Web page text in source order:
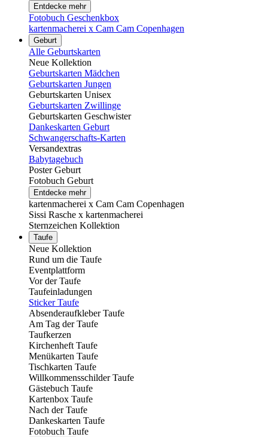
Entdecke mehr
Fotobuch Geschenkbox
kartenmacherei x Cam Cam Copenhagen
Geburt
Alle Geburtskarten
Neue Kollektion
Geburtskarten Mädchen
Geburtskarten Jungen
Geburtskarten Unisex
Geburtskarten Zwillinge
Geburtskarten Geschwister
Dankeskarten Geburt
Schwangerschafts-Karten
Versandextras
Babytagebuch
Poster Geburt
Fotobuch Geburt
Entdecke mehr
kartenmacherei x Cam Cam Copenhagen
Sissi Rasche x kartenmacherei
Sternzeichen Kollektion
Taufe
Neue Kollektion
Rund um die Taufe
Eventplattform
Vor der Taufe
Taufeinladungen
Sticker Taufe
Absenderaufkleber Taufe
Am Tag der Taufe
Taufkerzen
Kirchenheft Taufe
Menükarten Taufe
Tischkarten Taufe
Willkommensschilder Taufe
Gästebuch Taufe
Kartenbox Taufe
Nach der Taufe
Dankeskarten Taufe
Fotobuch Taufe